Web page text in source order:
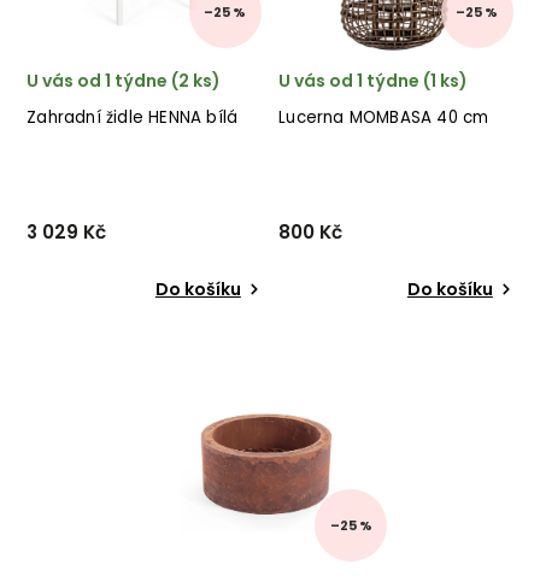
–25 %
Zahradní židle HENNA bílá
U vás od 1 týdne (2 ks)
3 029 Kč
Do košíku
hliníku a polštářku.
–25 %
Lucerna MOMBASA 40 cm
U vás od 1 týdne (1 ks)
800 Kč
Do košíku
skla. ✅ krásný nábytek
✅ kvalitní materiály
✅ nejnižší cena ✅ 30ti denní
–25 %